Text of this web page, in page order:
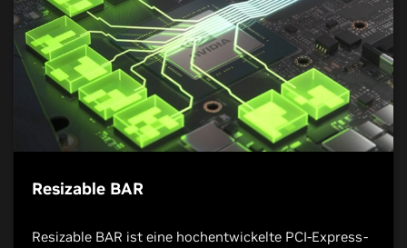
Resizable BAR
Resizable BAR ist eine hochentwickelte PCI-Express-